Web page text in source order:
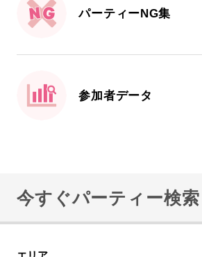
パーティーNG集
参加者データ
今すぐパーティー検索